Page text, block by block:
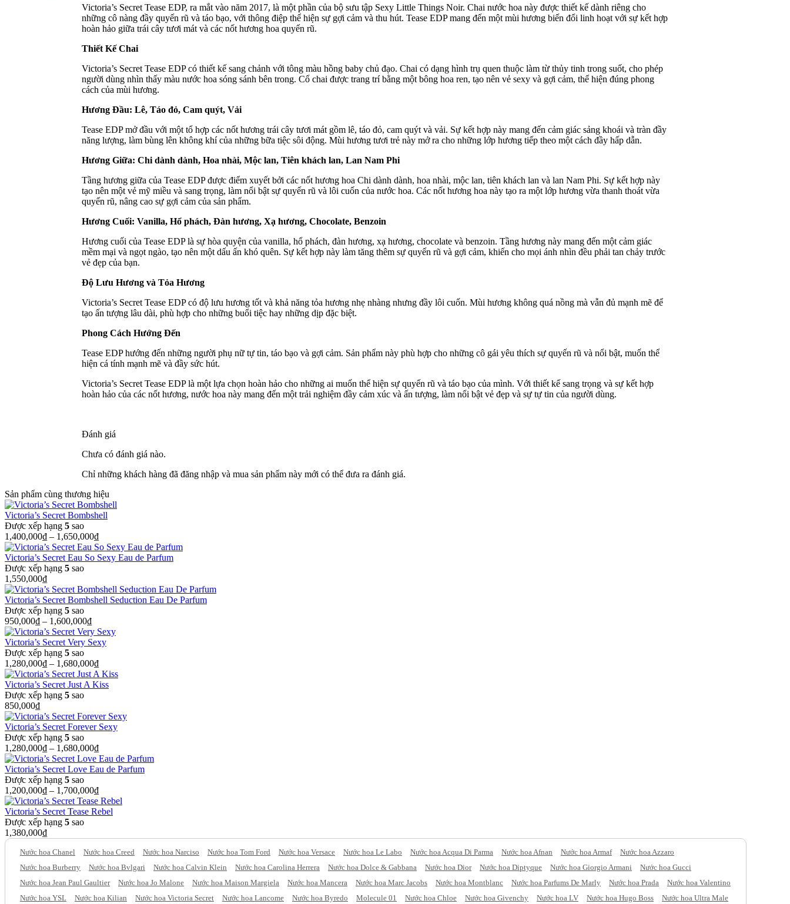
Victoria’s Secret Tease EDP, ra mắt vào năm 2017, là một phần của bộ sưu tập Sexy Little Things Noir. Chai nước hoa này được thiết kế dành riêng cho
những cô nàng đầy quyến rũ và táo bạo, với thông điệp thể hiện sự gợi cảm và thu hút. Tease EDP mang đến một mùi hương biến đổi linh hoạt với sự kết hợp
hoàn hảo giữa trái cây tươi mát và các nốt hương hoa quyến rũ.
Thiết Kế Chai
Victoria’s Secret Tease EDP có thiết kế sang chảnh với tông màu hồng baby chủ đạo. Chai có dạng hình trụ quen thuộc làm từ thủy tinh trong suốt, cho phép
người dùng nhìn thấy màu nước hoa sóng sánh bên trong. Cổ chai được trang trí bằng một bông hoa ren, tạo nên vẻ sexy và gợi cảm, thể hiện đúng phong
cách của mùi hương.
Hương Đầu: Lê, Táo đỏ, Cam quýt, Vải
Tease EDP mở đầu với một tổ hợp các nốt hương trái cây tươi mát gồm lê, táo đỏ, cam quýt và vải. Sự kết hợp này mang đến cảm giác sảng khoái và tràn đầy
năng lượng, làm bùng lên không khí của những bữa tiệc sôi động. Mùi hương tươi trẻ này mở ra cho những lớp hương tiếp theo một cách đầy hấp dẫn.
Hương Giữa: Chi dành dành, Hoa nhài, Mộc lan, Tiên khách lan, Lan Nam Phi
Tầng hương giữa của Tease EDP được điểm xuyết bởi các nốt hương hoa Chi dành dành, hoa nhài, mộc lan, tiên khách lan và lan Nam Phi. Sự kết hợp này
tạo nên một vẻ mỹ miều và sang trọng, làm nổi bật sự quyến rũ và lôi cuốn của nước hoa. Các nốt hương hoa này tạo ra một lớp hương vừa thanh thoát vừa
quyến rũ, nâng cao sự gợi cảm của sản phẩm.
Hương Cuối: Vanilla, Hổ phách, Đàn hương, Xạ hương, Chocolate, Benzoin
Hương cuối của Tease EDP là sự hòa quyện của vanilla, hổ phách, đàn hương, xạ hương, chocolate và benzoin. Tầng hương này mang đến một cảm giác
mềm mại và ngọt ngào, tạo nên một dấu ấn khó quên. Sự kết hợp này làm tăng thêm sự quyến rũ và gợi cảm, khiến cho mọi ánh nhìn đều phải tan chảy trước
vẻ đẹp của bạn.
Độ Lưu Hương và Tỏa Hương
Victoria’s Secret Tease EDP có độ lưu hương tốt và khả năng tỏa hương nhẹ nhàng nhưng đầy lôi cuốn. Mùi hương không quá nồng mà vẫn đủ mạnh mẽ để
tạo ấn tượng lâu dài, phù hợp cho những buổi tiệc hay những dịp đặc biệt.
Phong Cách Hướng Đến
Tease EDP hướng đến những người phụ nữ tự tin, táo bạo và gợi cảm. Sản phẩm này phù hợp cho những cô gái yêu thích sự quyến rũ và nổi bật, muốn thể
hiện cá tính mạnh mẽ và đầy sức hút.
Victoria’s Secret Tease EDP là một lựa chọn hoàn hảo cho những ai muốn thể hiện sự quyến rũ và táo bạo của mình. Với thiết kế sang trọng và sự kết hợp
hoàn hảo của các nốt hương, nước hoa này mang đến một trải nghiệm đầy cảm xúc và ấn tượng, làm nổi bật vẻ đẹp và sự tự tin của người dùng.
Đánh giá
Chưa có đánh giá nào.
Chỉ những khách hàng đã đăng nhập và mua sản phẩm này mới có thể đưa ra đánh giá.
Sản phẩm cùng thương hiệu
Victoria’s Secret Bombshell
Được xếp hạng 5 sao
1,400,000₫ – 1,650,000₫
Victoria’s Secret Eau So Sexy Eau de Parfum
Được xếp hạng 5 sao
1,550,000₫
Victoria’s Secret Bombshell Seduction Eau De Parfum
Được xếp hạng 5 sao
950,000₫ – 1,600,000₫
Victoria’s Secret Very Sexy
Được xếp hạng 5 sao
1,280,000₫ – 1,680,000₫
Victoria’s Secret Just A Kiss
Được xếp hạng 5 sao
850,000₫
Victoria’s Secret Forever Sexy
Được xếp hạng 5 sao
1,280,000₫ – 1,680,000₫
Victoria’s Secret Love Eau de Parfum
Được xếp hạng 5 sao
1,200,000₫ – 1,700,000₫
Victoria’s Secret Tease Rebel
Được xếp hạng 5 sao
1,380,000₫
Nước hoa Chanel Nước hoa Creed Nước hoa Narciso Nước hoa Tom Ford Nước hoa Versace Nước hoa Le Labo Nước hoa Acqua Di Parma Nước hoa Afnan Nước hoa Armaf
Nước hoa Azzaro
Nước hoa Burberry
Nước hoa Bvlgari Nước hoa Calvin Klein Nước hoa Carolina Herrera Nước hoa Dolce & Gabbana Nước hoa Dior Nước hoa Diptyque Nước hoa Giorgio Armani
Nước hoa Gucci
Nước hoa Jean Paul Gaultier
Nước hoa Jo Malone Nước hoa Maison Margiela Nước hoa Mancera Nước hoa Marc Jacobs Nước hoa Montblanc Nước hoa Parfums De Marly Nước hoa Prada
Nước hoa Valentino
Nước hoa YSL
Nước hoa Kilian Nước hoa Victoria Secret Nước hoa Lancome Nước hoa Byredo Molecule 01 Nước hoa Chloe Nước hoa Givenchy Nước hoa LV Nước hoa Hugo Boss Nước hoa Ultra Male